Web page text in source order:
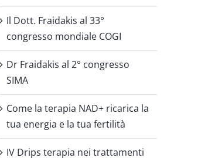
Il Dott. Fraidakis al 33°
congresso mondiale COGI
Dr Fraidakis al 2° congresso
SIMA
Come la terapia NAD+ ricarica la
tua energia e la tua fertilità
IV Drips terapia nei trattamenti